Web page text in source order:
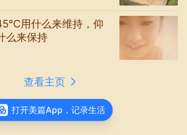
有幸福
用什么来维持，仰
么来保持
查看主页
打开美篇App，记录生活